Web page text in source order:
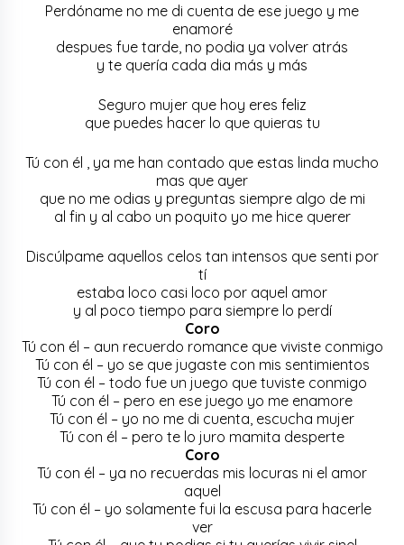
Perdóname no me di cuenta de ese juego y me
enamoré
despues fue tarde, no podia ya volver atrás
y te quería cada dia más y más
Seguro mujer que hoy eres feliz
que puedes hacer lo que quieras tu
Tú con él , ya me han contado que estas linda mucho
mas que ayer
que no me odias y preguntas siempre algo de mi
al fin y al cabo un poquito yo me hice querer
Discúlpame aquellos celos tan intensos que senti por
tí
estaba loco casi loco por aquel amor
y al poco tiempo para siempre lo perdí
Coro
Tú con él – aun recuerdo romance que viviste conmigo
Tú con él – yo se que jugaste con mis sentimientos
Tú con él – todo fue un juego que tuviste conmigo
Tú con él – pero en ese juego yo me enamore
Tú con él – yo no me di cuenta, escucha mujer
Tú con él – pero te lo juro mamita desperte
Coro
Tú con él – ya no recuerdas mis locuras ni el amor
aquel
Tú con él – yo solamente fui la escusa para hacerle
ver